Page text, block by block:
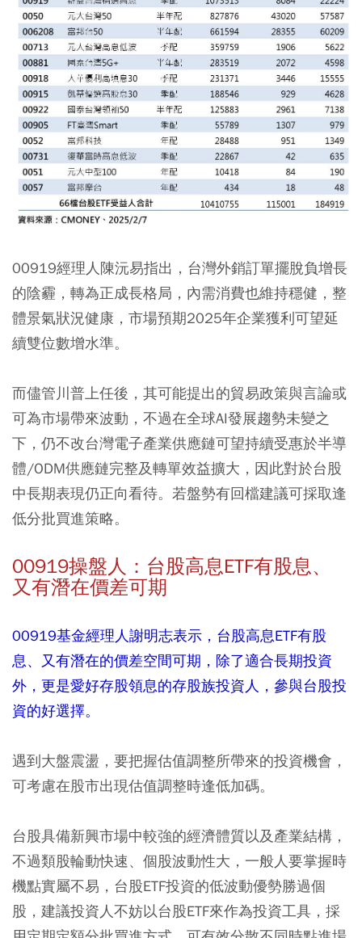
00919經理人陳沅易指出，台灣外銷訂單擺脫負增長
的陰霾，轉為正成長格局，內需消費也維持穩健，整
體景氣狀況健康，市場預期2025年企業獲利可望延
續雙位數增水準。
而儘管川普上任後，其可能提出的貿易政策與言論或
可為市場帶來波動，不過在全球AI發展趨勢未變之
下，仍不改台灣電子產業供應鏈可望持續受惠於半導
體/ODM供應鏈完整及轉單效益擴大，因此對於台股
中長期表現仍正向看待。若盤勢有回檔建議可採取逢
低分批買進策略。
00919操盤人：台股高息ETF有股息、
又有潛在價差可期
00919基金經理人謝明志表示，台股高息ETF有股
息、又有潛在的價差空間可期，除了適合長期投資
外，更是愛好存股領息的存股族投資人，參與台股投
資的好選擇。
遇到大盤震盪，要把握估值調整所帶來的投資機會，
可考慮在股市出現估值調整時逢低加碼。
台股具備新興市場中較強的經濟體質以及產業結構，
不過類股輪動快速、個股波動性大，一般人要掌握時
機點實屬不易，台股ETF投資的低波動優勢勝過個
股，建議投資人不妨以台股ETF來作為投資工具，採